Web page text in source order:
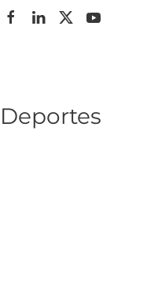
Deportes